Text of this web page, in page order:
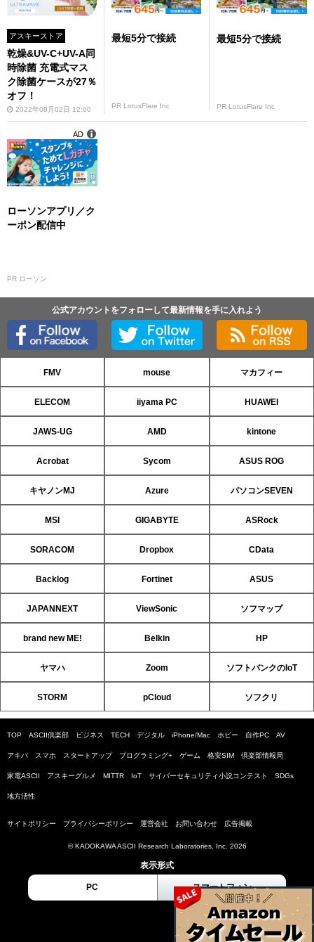
アスキーストア
乾燥&UV-C+UV-A同
時除菌 充電式マス
ク除菌ケースが27％
オフ！
2022年08月02日 12:00
最短5分で接続
PR LotusFlare Inc
最短5分で接続
PR LotusFlare Inc
ローソンアプリ／ク
ーポン配信中
PR ローソン
AD
公式アカウントをフォローして最新情報を手に入れよう
FMV mouse マカフィー
ELECOM iiyama PC HUAWEI
JAWS-UG AMD kintone
Acrobat Sycom ASUS ROG
キヤノンMJ Azure パソコンSEVEN
MSI GIGABYTE ASRock
SORACOM Dropbox CData
Backlog Fortinet ASUS
JAPANNEXT ViewSonic ソフマップ
brand new ME! Belkin HP
ヤマハ Zoom ソフトバンクのIoT
STORM pCloud ソフクリ
TOP ASCII倶楽部 ビジネス TECH デジタル iPhone/Mac ホビー 自作PC AV
アキバ スマホ スタートアップ プログラミング+ ゲーム 格安SIM 倶楽部情報局
家電ASCII アスキーグルメ MITTR IoT サイバーセキュリティ小説コンテスト SDGs
地方活性
サイトポリシー プライバシーポリシー 運営会社 お問い合わせ 広告掲載
© KADOKAWA ASCII Research Laboratories, Inc. 2026
表示形式
PC スマートフォン